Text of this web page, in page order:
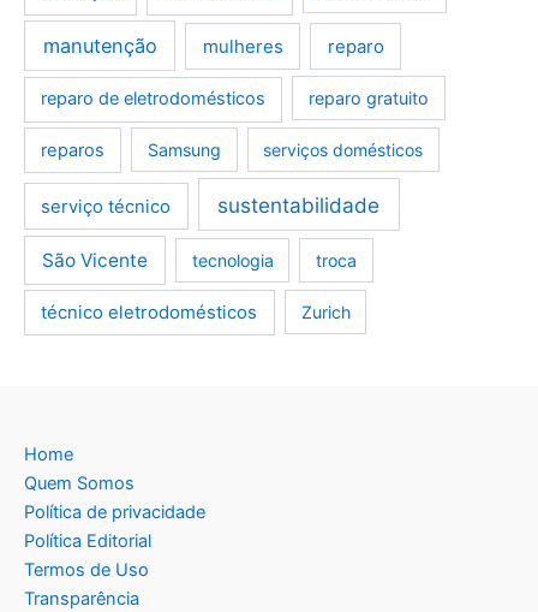
manutenção mulheres reparo
reparo de eletrodomésticos reparo gratuito
reparos Samsung serviços domésticos
serviço técnico sustentabilidade
São Vicente tecnologia troca
técnico eletrodomésticos Zurich
Home
Quem Somos
Política de privacidade
Política Editorial
Termos de Uso
Transparência